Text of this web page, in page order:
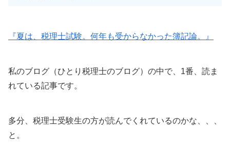
『夏は、税理士試験。何年も受からなかった簿記論。』
私のブログ（ひとり税理士のブログ）の中で、1番、読ま
れている記事です。
多分、税理士受験生の方が読んでくれているのかな、、、
と。